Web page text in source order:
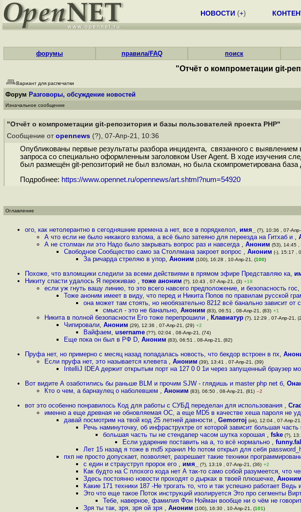
НОВОСТИ (+)
форумы правила/FAQ поиск
"Отчёт о компрометации git-
Вариант для распечатки
Форум Разговоры, обсуждение новостей
Изначальное сообщение
"Отчёт о компрометации git-репозитория и базы пользователей проекта PHP"
Сообщение от opennews (?), 07-Апр-21, 10:36
Опубликованы первые результаты разбора инцидента, связанного с
запроса со специально оформленным заголовком User Agent. В ходе изучения
был размещён git-репозиторий не был взломан, но была скомпрометирована база
Подробнее: https://www.opennet.ru/opennews/art.shtml?num=54920
Оглавление
ого, как нетолерантно в сегодняшние времена а нет, все в порядкелол, имя_ (?), 10:36 , 07-
А что если не было никакого взлома, а всё было затеяно для переезда на Гитхаб и ,
А не столман ли это Надо было закрывать вопрос раз и навсегда , Аноним (53), 14:45 ,
Свободное Сообщество само за Столлмана закроет вопрос , Аноним (-), 15:17 ,
За ричарда стреляю в упор, Аноним (100), 16:28 , 10-Апр-21, (100)
Похоже, что взломщики следили за всеми действиями в прямом эфире Представляю ка,
Никиту спасти удалось Я переживаю , тоже аноним (?), 10:43 , 07-Апр-21, (3) +18
если уж гнуть вашу линию, то это всего навсего предположение, и безопасность гос,
Тоже аноним имеет в виду, что перед и Никита Попов по правилам русской
она может там стоять, но необязательно 8212 всё банально зависит от
смысл - это не банально, Аноним (83), 06:51 , 08-Апр-21, (83) +1
Никита в полной безопасности Его тоже перепрошили , Клавиатур (?), 12:29 , 07-Апр-21,
Чипировали, Аноним (29), 12:36 , 07-Апр-21, (29) +2
Вайфаем, username (??), 02:04 , 08-Апр-21, (74)
Еще пока он был в РФ D, Аноним (83), 06:51 , 08-Апр-21, (82)
Пруфа нет, но примерно с месяц назад попадалась новость, что бекдор встроен в пх,
Если пруфа нет, это называется клевета , Аноним (39), 13:41 , 07-Апр-21, (39)
IntelliJ IDEA держит открытым порт на 127 0 0 1и через запущенный браузер
Вот видите А озаботились бы раньше BLM и прочим SJW - глядишь и master php net б,
Кто о чем, а барнаулец о наболевшем , Аноним (83), 06:50 , 08-Апр-21, (81) –2
вот это особенно понравилось Код для работы с СУБД переделан для использования ,
именно а еще древная не обновляемая ОС, а еще MD5 в качестве хеша пароля не уд
давай посмотрим на твой код 25 летней давности , Gemorroj (ok), 12:04 , 07-Апр-
Речь наминуточку, об инфраструктре от которой зависит большая часть
большая часть ты не стендапер часом шутка хорошая , fske (?),
Если ударение поставить на а, то всё нормально ,
Лет 15 назад я тоже в md5 хранил Но потом открыл для себя
пхп не просто допускает, позволяет, разрешает такие техники
с един и страуструп пророк его , имя_ (?), 13:19 , 07-Апр-21, (36) +2
Как будто на С плохого кода нет А так-то само собой разумеется, что
Здесь постоянно новости проходят о дырках в твоей плюшечке, Аноним
Какие 171 техники 187 -Не трогать то, что и так успешно работает Ведь
Это что еще такое Поток инструкций изолируется Это про сегменты
Тебе, наверное, фамилия Фон Нойман вообще ни о чём не
Зря ты так, зря, зря ой зря , Аноним (100), 16:30 , 10-Апр-21, (101)